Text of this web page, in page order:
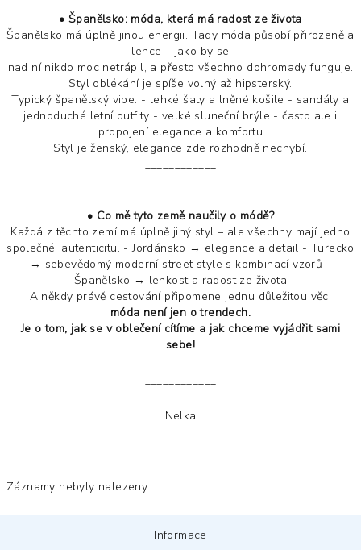
• Španělsko: móda, která má radost ze života
Španělsko má úplně jinou energii. Tady móda působí přirozeně a
lehce – jako by se
nad ní nikdo moc netrápil, a přesto všechno dohromady funguje.
Styl oblékání je spíše volný až hipsterský.
Typický španělský vibe: - lehké šaty a lněné košile - sandály a
jednoduché letní outfity - velké sluneční brýle - často ale i
propojení elegance a komfortu
Styl je ženský, elegance zde rozhodně nechybí.
• Co mě tyto země naučily o módě?
Každá z těchto zemí má úplně jiný styl – ale všechny mají jedno
společné: autenticitu. - Jordánsko → elegance a detail - Turecko
→ sebevědomý moderní street style s kombinací vzorů -
Španělsko → lehkost a radost ze života
A někdy právě cestování připomene jednu důležitou věc:
móda není jen o trendech.
Je o tom, jak se v oblečení cítíme a jak chceme vyjádřit sami
sebe!
Nelka
Záznamy nebyly nalezeny...
Informace